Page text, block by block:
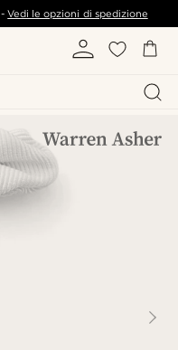
-Vedi le opzioni di spedizione